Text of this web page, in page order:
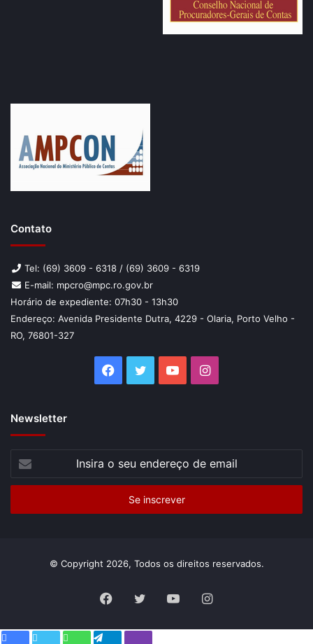
Contato
Tel: (69) 3609 - 6318 / (69) 3609 - 6319
E-mail: mpcro@mpc.ro.gov.br
Horário de expediente: 07h30 - 13h30
Endereço: Avenida Presidente Dutra, 4229 - Olaria, Porto Velho -
RO, 76801-327
Facebook
TwitterYouTubeInstagram
Newsletter
seu
de
© Copyright 2026, Todos os direitos reservados.
Facebook
TwitterYouTubeInstagram
FacebookTwitter WhatsAppTelegram